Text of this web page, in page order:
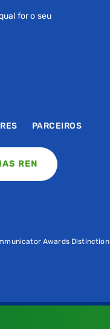
for o seu
PARCEIROS
REN
Awards Distinction
de privacidade